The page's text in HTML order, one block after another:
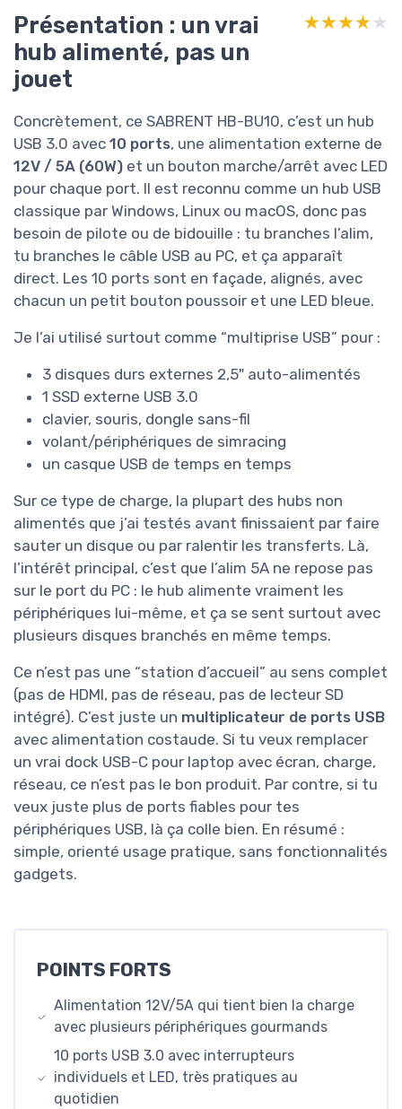
Présentation : un vrai
hub alimenté, pas un
jouet
★★★★★
★★★★★
Concrètement, ce SABRENT HB-BU10, c’est un hub
USB 3.0 avec 10 ports, une alimentation externe de
12V / 5A (60W) et un bouton marche/arrêt avec LED
pour chaque port. Il est reconnu comme un hub USB
classique par Windows, Linux ou macOS, donc pas
besoin de pilote ou de bidouille : tu branches l’alim,
tu branches le câble USB au PC, et ça apparaît
direct. Les 10 ports sont en façade, alignés, avec
chacun un petit bouton poussoir et une LED bleue.
Je l’ai utilisé surtout comme “multiprise USB” pour :
3 disques durs externes 2,5" auto-alimentés
1 SSD externe USB 3.0
clavier, souris, dongle sans-fil
volant/périphériques de simracing
un casque USB de temps en temps
Sur ce type de charge, la plupart des hubs non
alimentés que j’ai testés avant finissaient par faire
sauter un disque ou par ralentir les transferts. Là,
l’intérêt principal, c’est que l’alim 5A ne repose pas
sur le port du PC : le hub alimente vraiment les
périphériques lui-même, et ça se sent surtout avec
plusieurs disques branchés en même temps.
Ce n’est pas une “station d’accueil” au sens complet
(pas de HDMI, pas de réseau, pas de lecteur SD
intégré). C’est juste un multiplicateur de ports USB
avec alimentation costaude. Si tu veux remplacer
un vrai dock USB-C pour laptop avec écran, charge,
réseau, ce n’est pas le bon produit. Par contre, si tu
veux juste plus de ports fiables pour tes
périphériques USB, là ça colle bien. En résumé :
simple, orienté usage pratique, sans fonctionnalités
gadgets.
POINTS FORTS
Alimentation 12V/5A qui tient bien la charge
avec plusieurs périphériques gourmands
10 ports USB 3.0 avec interrupteurs
individuels et LED, très pratiques au
quotidien